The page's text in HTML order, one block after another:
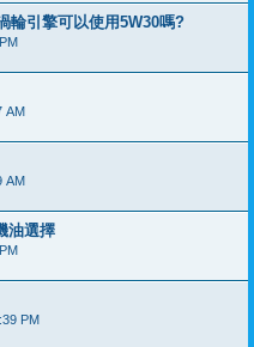
輪引擎可以使用5W30嗎?
AM
AM
油選擇
PM